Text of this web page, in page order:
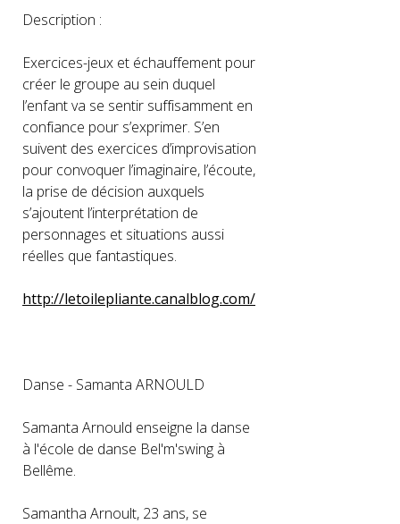
Description :
Exercices-jeux et échauffement pour
créer le groupe au sein duquel
l’enfant va se sentir suffisamment en
confiance pour s’exprimer. S’en
suivent des exercices d’improvisation
pour convoquer l’imaginaire, l’écoute,
la prise de décision auxquels
s’ajoutent l’interprétation de
personnages et situations aussi
réelles que fantastiques.
http://letoilepliante.canalblog.com/
Danse - Samanta ARNOULD
Samanta Arnould enseigne la danse
à l'école de danse Bel'm'swing à
Bellême.
Samantha Arnoult, 23 ans, se